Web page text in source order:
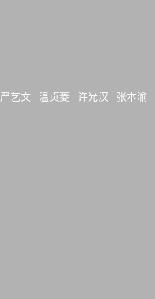
严艺文 温贞菱 许光汉 张本渝